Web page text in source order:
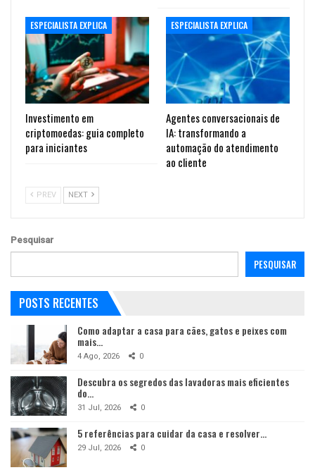
ESPECIALISTA EXPLICA
Investimento em
criptomoedas: guia completo
para iniciantes
ESPECIALISTA EXPLICA
Agentes conversacionais de
IA: transformando a
automação do atendimento
ao cliente
PREV NEXT
Pesquisar
PESQUISAR
POSTS RECENTES
Como adaptar a casa para cães, gatos e peixes com
mais…
4 Ago, 2026 0
Descubra os segredos das lavadoras mais eficientes
do…
31 Jul, 2026 0
5 referências para cuidar da casa e resolver…
29 Jul, 2026 0